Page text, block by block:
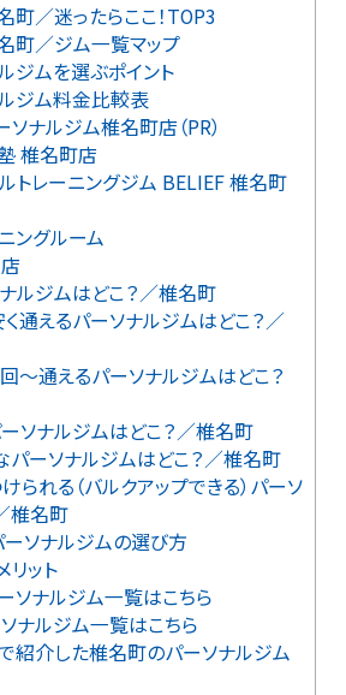
町／迷ったらここ！TOP3
町／ジム一覧マップ
ジムを選ぶポイント
ジム料金比較表
ソナルジム椎名町店（PR）
塾 椎名町店
ルトレーニングジム BELIEF 椎名町
ングルーム
ルジムはどこ？／椎名町
通えるパーソナルジムはどこ？／
～通えるパーソナルジムはどこ？
ソナルジムはどこ？／椎名町
パーソナルジムはどこ？／椎名町
れる（バルクアップできる）パーソ
椎名町
ーソナルジムの選び方
リット
ソナルジム一覧はこちら
ナルジム一覧はこちら
で紹介した椎名町のパーソナルジム